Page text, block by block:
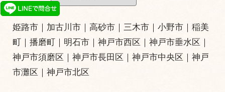
姫路市 ｜ 加古川市 ｜高砂市 ｜三木市 ｜小野市｜稲美
町 ｜播磨町 ｜ 明石市 ｜神戸市西区 ｜神戸市垂水区 ｜
神戸市須磨区 ｜神戸市長田区 ｜神戸市中央区 ｜神戸
市灘区 ｜神戸市北区